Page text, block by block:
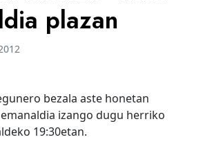
plazan
bezala aste honetan
izango dugu herriko
19:30etan.